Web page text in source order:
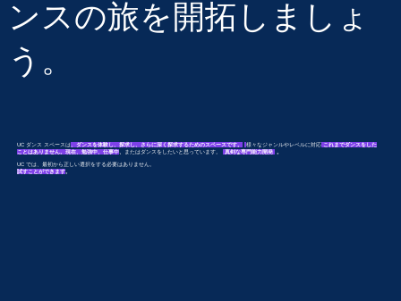
ンスの旅を開拓しましょ
う。
UC ダンス スペースは 、ダンスを体験し、探求し、さらに深く探求するためのスペースです。 様々なジャンルやレベルに対応 これまでダンスをした
ことはありません。現在、勉強中、仕事中
またはダンスをしたいと思っています。 真剣な専門能力開発
UC では、最初から正しい選択をする必要はありません。
試すことができます